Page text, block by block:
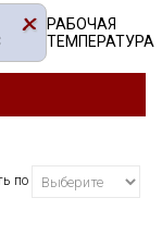
РАБОЧАЯ
ТЕМПЕРАТУРА
по